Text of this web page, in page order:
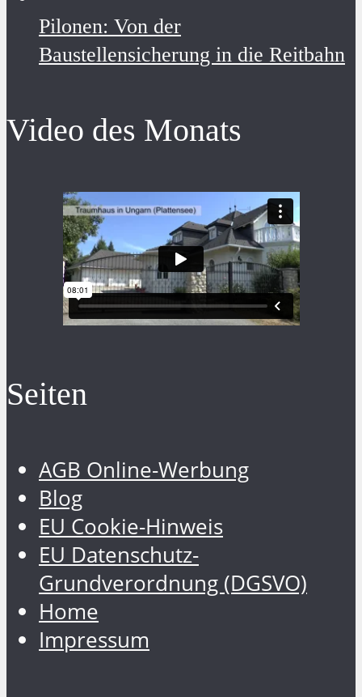
Pilonen: Von der
Baustellensicherung in die Reitbahn
Video des Monats
Seiten
AGB Online-Werbung
Blog
EU Cookie-Hinweis
EU Datenschutz-
Grundverordnung (DGSVO)
Home
Impressum